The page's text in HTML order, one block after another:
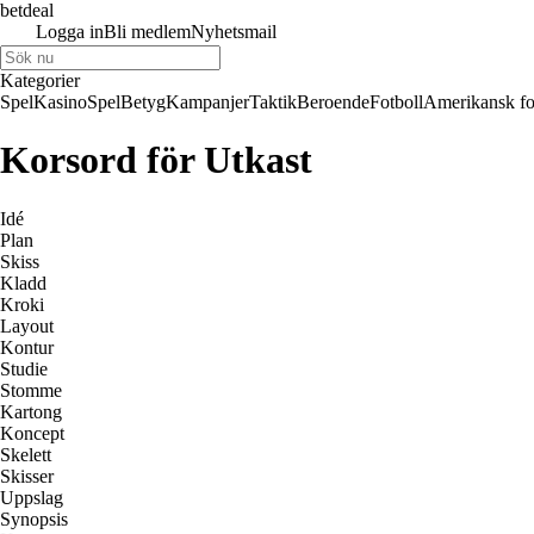
betdeal
Logga inBli medlemNyhetsmail
Kategorier
SpelKasinoSpelBetygKampanjerTaktikBeroendeFotbollAmerikansk
Korsord för Utkast
Idé
Plan
Skiss
Kladd
Kroki
Layout
Kontur
Studie
Stomme
Kartong
Koncept
Skelett
Skisser
Uppslag
Synopsis